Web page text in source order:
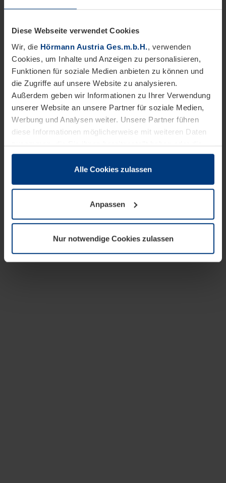
Diese Webseite verwendet Cookies
Wir, die Hörmann Austria Ges.m.b.H., verwenden
Cookies, um Inhalte und Anzeigen zu personalisieren,
Funktionen für soziale Medien anbieten zu können und
die Zugriffe auf unsere Website zu analysieren.
Außerdem geben wir Informationen zu Ihrer Verwendung
unserer Website an unsere Partner für soziale Medien,
Werbung und Analysen weiter. Unsere Partner führen
diese Informationen möglicherweise mit weiteren Daten
zusammen, die Sie ihnen bereitgestellt haben oder die
sie im Rahmen Ihrer Nutzung der Dienste gesammelt
wenn diese für den Betrieb dieser Seite unbedingt
notwendig sind. Für alle anderen Cookie-Typen benötigen
wir Ihre Erlaubnis. Ihre Einwilligung können Sie jederzeit
Datenschutzerklärungunserer Website ändern oder
widerrufen.
Alle Cookies zulassen
Anpassen
Nur notwendige Cookies zulassen